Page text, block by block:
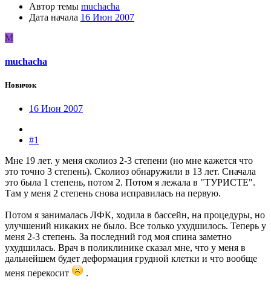
Автор темы muchacha
Дата начала 16 Июн 2007
M
muchacha
Новичок
16 Июн 2007
#1
Мне 19 лет. у меня сколиоз 2-3 степени (но мне кажется что
это точно 3 степень). Сколиоз обнаружили в 13 лет. Сначала
это была 1 степень, потом 2. Потом я лежала в "ТУРИСТЕ".
Там у меня 2 степень снова исправилась на первую.
Потом я занималась ЛФК, ходила в бассейн, на процедуры, но
улучшений никаких не было. Все только ухудшилось. Теперь у
меня 2-3 степень. За последний год моя спина заметно
ухудшилась. Врач в поликлинике сказал мне, что у меня в
дальнейшем будет деформация грудной клетки и что вообще
меня перекосит
.